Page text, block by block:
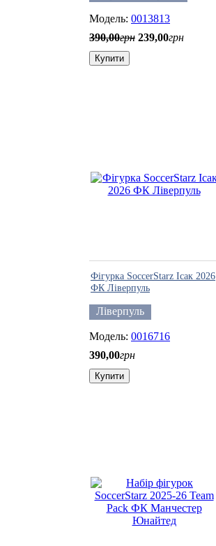
0013813
390,00грн 239,00грн
Купити
Фігурка SoccerStarz Ісак 2026
ФК Ліверпуль
Ліверпуль
0016716
390,00грн
Купити